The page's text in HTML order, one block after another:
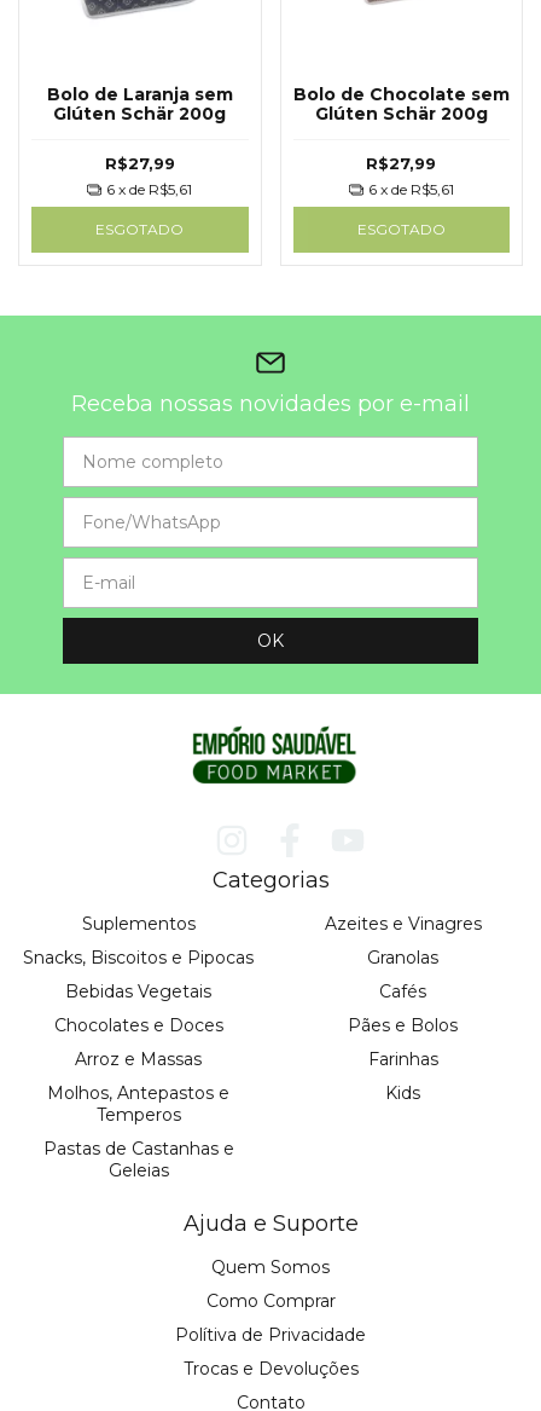
Bolo de Laranja sem
Glúten Schär 200g
R$27,99
6 x de R$5,61
ESGOTADO
Bolo de Chocolate sem
Glúten Schär 200g
R$27,99
6 x de R$5,61
ESGOTADO
Receba nossas novidades por e-mail
Categorias
Suplementos
Snacks, Biscoitos e Pipocas
Bebidas Vegetais
Chocolates e Doces
Arroz e Massas
Molhos, Antepastos e
Temperos
Pastas de Castanhas e
Geleias
Azeites e Vinagres
Granolas
Cafés
Pães e Bolos
Farinhas
Kids
Ajuda e Suporte
Quem Somos
Como Comprar
Polítiva de Privacidade
Trocas e Devoluções
Contato